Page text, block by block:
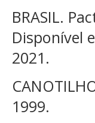
BRASIL.
Disponível
2021.
1999.